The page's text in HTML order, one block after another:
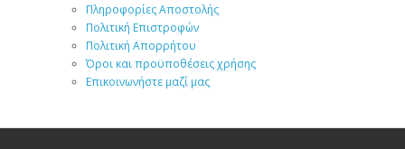
Πληροφορίες Αποστολής
Πολιτική Επιστροφών
Πολιτική Απορρήτου
Όροι και προϋποθέσεις χρήσης
Επικοινωνήστε μαζί μας